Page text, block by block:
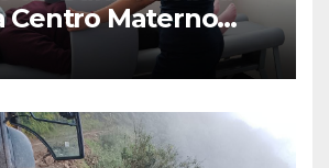
Centro Materno
Emergencias en
nuevos equipos